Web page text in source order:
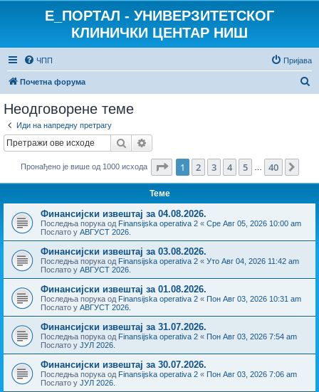
E_ПОРТАЛ - УНИВЕРЗИТЕТСКОГ
КЛИНИЧКИ ЦЕНТАР НИШ
ЧПП Пријава
Почетна форума
г
Неодговорене теме
Иди на напредну претрагу
Претрага
Пронађено је више од 1000 исхода Страница од 40
1 2 3 4 5 40
Теме
Финансијски извештај за 04.08.2026.
Последња порука од Finansijska operativa 2 « Сре Авг 05, 2026 10:00 am
Послато у АВГУСТ 2026.
Финансијски извештај за 03.08.2026.
Последња порука од Finansijska operativa 2 « Уто Авг 04, 2026 11:42 am
Послато у АВГУСТ 2026.
Финансијски извештај за 01.08.2026.
Последња порука од Finansijska operativa 2 « Пон Авг 03, 2026 10:31 am
Послато у АВГУСТ 2026.
Финансијски извештај за 31.07.2026.
Последња порука од Finansijska operativa 2 « Пон Авг 03, 2026 7:54 am
Послато у ЈУЛ 2026.
Финансијски извештај за 30.07.2026.
Последња порука од Finansijska operativa 2 « Пон Авг 03, 2026 7:06 am
Послато у ЈУЛ 2026.